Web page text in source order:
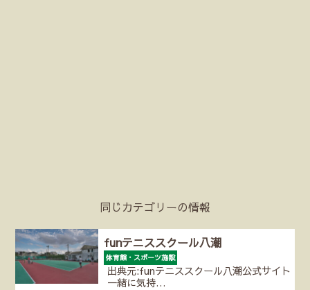
同じカテゴリーの情報
funテニススクール八潮
体育館・スポーツ施設
出典元:funテニススクール八潮公式サイト
一緒に気持…